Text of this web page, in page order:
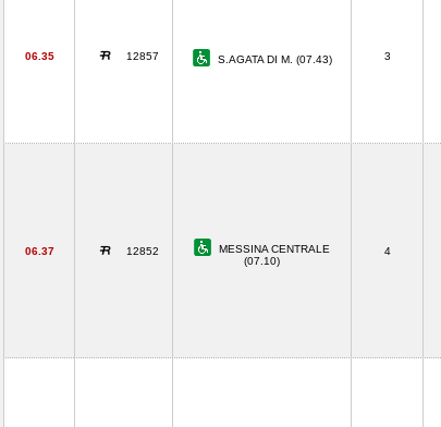
06.35 12857 S.AGATA DI M. (07.43) 3
06.37 12852
MESSINA CENTRALE
(07.10)
4